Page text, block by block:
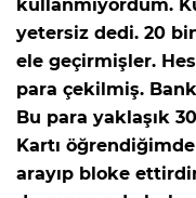
kullanmıyordum.
yetersiz dedi. 20
ele geçirmişler.
para çekilmiş.
Bu para yaklaşık
Kartı
arayıp bloke